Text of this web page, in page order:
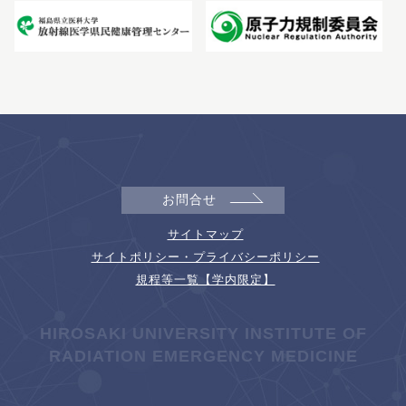
お問合せ
サイトマップ
サイトポリシー・プライバシーポリシー
規程等一覧【学内限定】
HIROSAKI UNIVERSITY INSTITUTE OF
RADIATION EMERGENCY MEDICINE